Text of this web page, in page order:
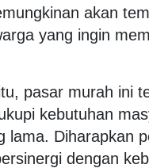
akan
yang ingin
pasar murah ini
kebutuhan
lama. Diharapkan
dengan